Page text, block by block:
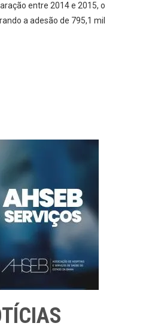
entre 2014 e 2015, o
a adesão de 795,1 mil